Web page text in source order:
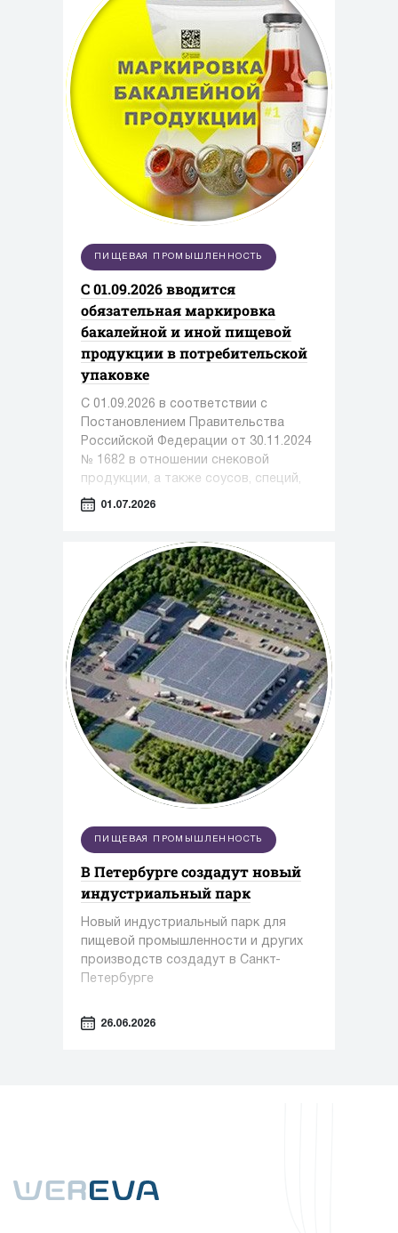
ПИЩЕВАЯ ПРОМЫШЛЕННОСТЬ
С 01.09.2026 вводится
обязательная маркировка
бакалейной и иной пищевой
продукции в потребительской
упаковке
С 01.09.2026 в соответствии с
Постановлением Правительства
Российской Федерации от 30.11.2024
№ 1682 в отношении снековой
продукции, а также соусов, специй,
приправ становится обязательной
розничной реализации продукции
01.07.2026
ПИЩЕВАЯ ПРОМЫШЛЕННОСТЬ
В Петербурге создадут новый
индустриальный парк
Новый индустриальный парк для
пищевой промышленности и других
производств создадут в Санкт-
Петербурге
26.06.2026